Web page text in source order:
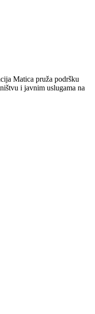
Matica pruža podršku
i javnim uslugama na